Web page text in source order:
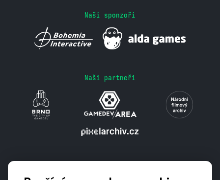
Naši sponzoři
Naši partneři